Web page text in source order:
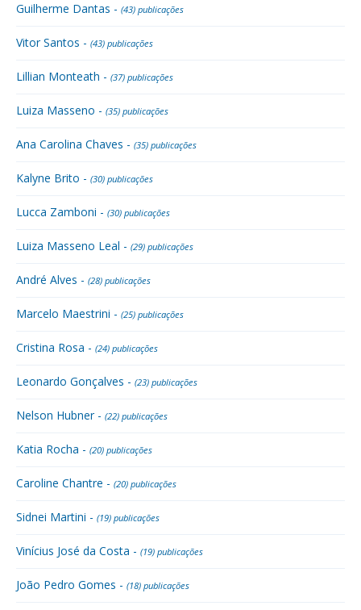
Guilherme Dantas - (43) publicações
Vitor Santos - (43) publicações
Lillian Monteath - (37) publicações
Luiza Masseno - (35) publicações
Ana Carolina Chaves - (35) publicações
Kalyne Brito - (30) publicações
Lucca Zamboni - (30) publicações
Luiza Masseno Leal - (29) publicações
André Alves - (28) publicações
Marcelo Maestrini - (25) publicações
Cristina Rosa - (24) publicações
Leonardo Gonçalves - (23) publicações
Nelson Hubner - (22) publicações
Katia Rocha - (20) publicações
Caroline Chantre - (20) publicações
Sidnei Martini - (19) publicações
Vinícius José da Costa - (19) publicações
João Pedro Gomes - (18) publicações